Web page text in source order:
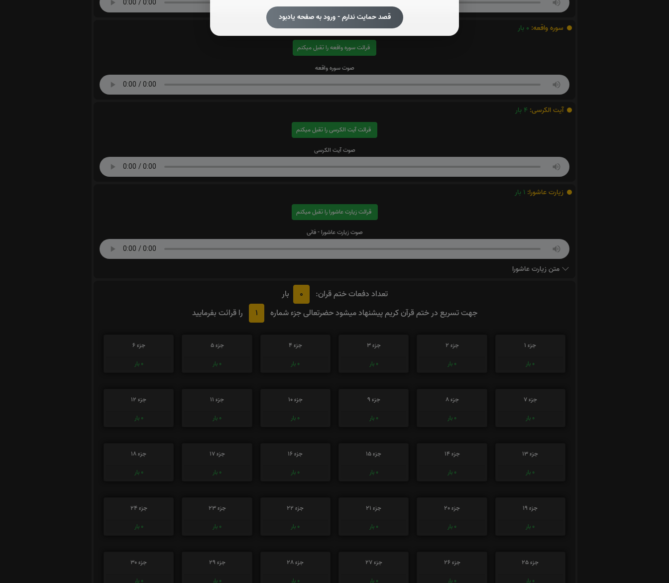
قصد حمایت ندارم - ورود به صفحه یادبود
سوره واقعه: 0 بار
قرائت سوره واقعه را تقبل میکنم
صوت سوره واقعه
آیت الکرسی: 4 بار
قرائت آیت الکرسی را تقبل میکنم
صوت آیت الکرسی
زیارت عاشورا: 1 بار
قرائت زیارت عاشورا را تقبل میکنم
صوت زیارت عاشورا - فانی
متن زیارت عاشورا
تعداد دفعات ختم قران: 0
بار
جهت تسریع در ختم قرآن کریم پیشنهاد میشود حضرتعالی جزء شماره
1 را قرائت بفرمایید
جزء 1
0 بار
جزء 2
0 بار
جزء 3
0 بار
جزء 4
0 بار
جزء 5
0 بار
جزء 6
0 بار
جزء 7
0 بار
جزء 8
0 بار
جزء 9
0 بار
جزء 10
0 بار
جزء 11
0 بار
جزء 12
0 بار
جزء 13
0 بار
جزء 14
0 بار
جزء 15
0 بار
جزء 16
0 بار
جزء 17
0 بار
جزء 18
0 بار
جزء 19
0 بار
جزء 20
0 بار
جزء 21
0 بار
جزء 22
0 بار
جزء 23
0 بار
جزء 24
0 بار
جزء 25
0 بار
جزء 26
0 بار
جزء 27
0 بار
جزء 28
0 بار
جزء 29
0 بار
جزء 30
0 بار